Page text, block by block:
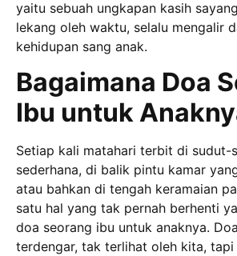
yaitu sebuah ungkapan kasih
lekang oleh waktu, selalu mengalir
kehidupan sang anak.
Bagaimana Doa
Ibu untuk
Setiap kali matahari terbit di sudut-
sederhana, di balik pintu kamar
atau bahkan di tengah keramaian
satu hal yang tak pernah berhenti
doa seorang ibu untuk anaknya.
terdengar, tak terlihat oleh kita,